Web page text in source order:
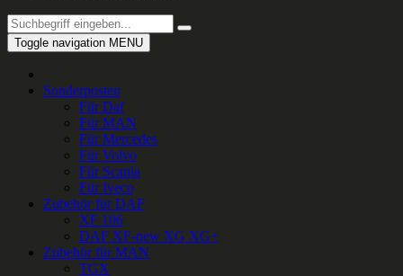
Toggle navigation MENU
Sonderposten
Für Daf
Für MAN
Für Mercedes
Für Volvo
Für Scania
Für Iveco
Zubehör für DAF
XF 106
DAF XF-new XG XG+
Zubehör für MAN
TGX